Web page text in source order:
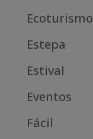
Ecoturismo
Estepa
Estival
Eventos
Fácil